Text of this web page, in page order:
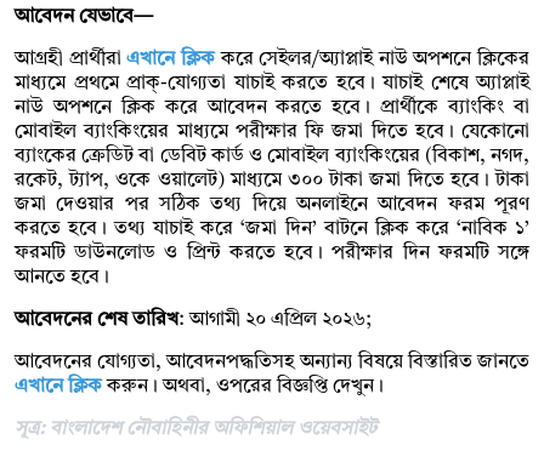
আবেদন যেভাবে—
আগ্রহী প্রার্থীরাএখানে ক্লিককরে সেইলর/অ্যাপ্লাই নাউ অপশনে ক্লিকের
মাধ্যমে প্রথমে প্রাক্-যোগ্যতা যাচাই করতে হবে। যাচাই শেষে অ্যাপ্লাই
নাউ অপশনে ক্লিক করে আবেদন করতে হবে। প্রার্থীকে ব্যাংকিং বা
মোবাইল ব্যাংকিংয়ের মাধ্যমে পরীক্ষার ফি জমা দিতে হবে। যেকোনো
ব্যাংকের ক্রেডিট বা ডেবিট কার্ড ও মোবাইল ব্যাংকিংয়ের (বিকাশ, নগদ,
রকেট, ট্যাপ, ওকে ওয়ালেট) মাধ্যমে ৩০০ টাকা জমা দিতে হবে। টাকা
জমা দেওয়ার পর সঠিক তথ্য দিয়ে অনলাইনে আবেদন ফরম পূরণ
করতে হবে। তথ্য যাচাই করে ‘জমা দিন’ বাটনে ক্লিক করে ‘নাবিক ১’
ফরমটি ডাউনলোড ও প্রিন্ট করতে হবে। পরীক্ষার দিন ফরমটি সঙ্গে
আনতে হবে।
আবেদনের শেষ তারিখ: আগামী ২০ এপ্রিল ২০২৬;
আবেদনের যোগ্যতা, আবেদনপদ্ধতিসহ অন্যান্য বিষয়ে বিস্তারিত জানতে
এখানে ক্লিককরুন। অথবা, ওপরের বিজ্ঞপ্তি দেখুন।
সূত্র: বাংলাদেশ নৌবাহিনীর অফিশিয়াল ওয়েবসাইট